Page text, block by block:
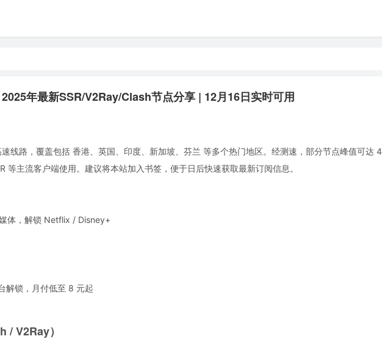
2025年最新SSR/V2Ray/Clash节点分享 | 12月16日实时可用
线路，覆盖包括 香港、英国、印度、新加坡、芬兰 等多个热门地区。经测速，部分节点峰值可达
等主流客户端使用。建议将本站加入书签，便于日后快速获取最新订阅信息。
体，解锁 Netflix / Disney+
解锁，月付低至 8 元起
/ V2Ray）